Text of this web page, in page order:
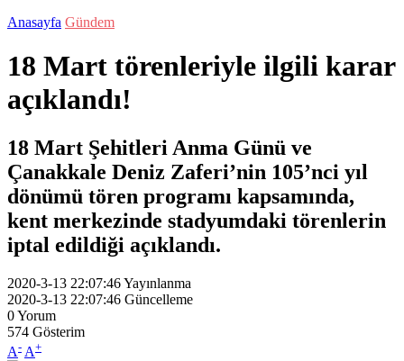
Anasayfa Gündem
18 Mart törenleriyle ilgili karar
açıklandı!
18 Mart Şehitleri Anma Günü ve
Çanakkale Deniz Zaferi’nin 105’nci yıl
dönümü tören programı kapsamında,
kent merkezinde stadyumdaki törenlerin
iptal edildiği açıklandı.
2020-3-13 22:07:46Yayınlanma
2020-3-13 22:07:46 Güncelleme
0Yorum
574 Gösterim
A- A+